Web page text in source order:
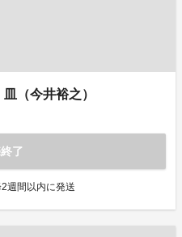
（今井裕之）
了
週間以内に発送